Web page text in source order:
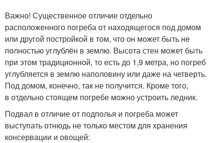
Важно! Существенное отличие отдельно
расположенного погреба от находящегося под домом
или другой постройкой в том, что он может быть не
полностью углублён в землю. Высота стен может быть
при этом традиционной, то есть до 1,9 метра, но погреб
углубляется в землю наполовину или даже на четверть.
Под домом, конечно, так не получится. Кроме того,
в отдельно стоящем погребе можно устроить ледник.
Подвал в отличие от подполья и погреба может
выступать отнюдь не только местом для хранения
консервации и овощей: